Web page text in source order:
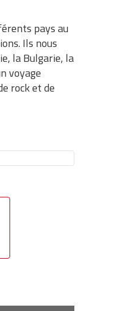
pays au
Ils nous
la Bulgarie, la
voyage
rock et de